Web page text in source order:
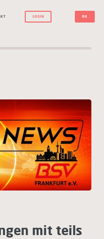
LOGIN DE
mit teils